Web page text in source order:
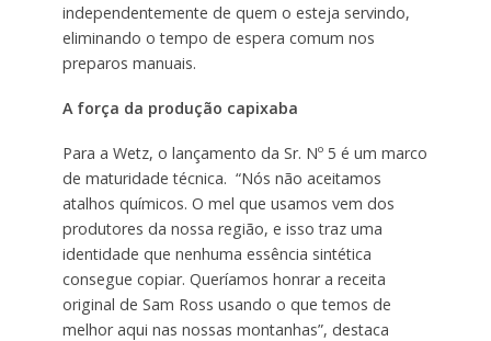
independentemente de quem o esteja servindo,
eliminando o tempo de espera comum nos
preparos manuais.
A força da produção capixaba
Para a Wetz, o lançamento da Sr. Nº 5 é um marco
de maturidade técnica. “Nós não aceitamos
atalhos químicos. O mel que usamos vem dos
produtores da nossa região, e isso traz uma
identidade que nenhuma essência sintética
consegue copiar. Queríamos honrar a receita
original de Sam Ross usando o que temos de
melhor aqui nas nossas montanhas”, destaca